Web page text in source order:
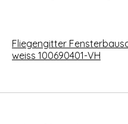
Fliegengitter
weiss 100690401-VH